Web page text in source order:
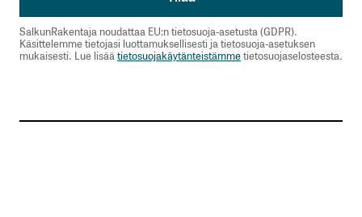
SalkunRakentaja noudattaa EU:n tietosuoja-asetusta (GDPR).
Käsittelemme tietojasi luottamuksellisesti ja tietosuoja-asetuksen
mukaisesti. Lue lisää tietosuojakäytänteistämmetietosuojaselosteesta.